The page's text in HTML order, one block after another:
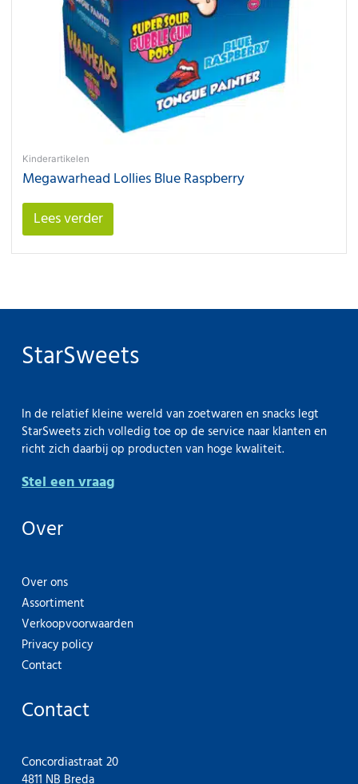
Kinderartikelen
Megawarhead Lollies Blue Raspberry
Lees verder
StarSweets
In de relatief kleine wereld van zoetwaren en snacks legt
StarSweets zich volledig toe op de service naar klanten en
richt zich daarbij op producten van hoge kwaliteit.
Stel een vraag
Over
Over ons
Assortiment
Verkoopvoorwaarden
Privacy policy
Contact
Contact
Concordiastraat 20
4811 NB Breda